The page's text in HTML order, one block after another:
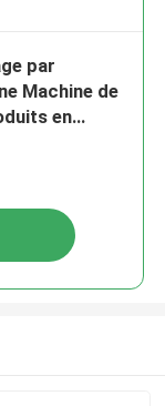
par
Machine de
en